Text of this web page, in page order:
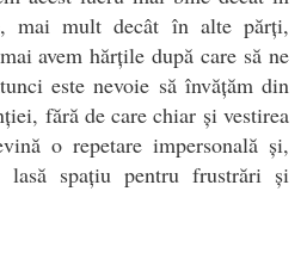
mai mult decât în alte părți,
avem hărțile după care să ne
este nevoie să învățăm din
fără de care chiar și vestirea
o repetare impersonală și,
lasă spațiu pentru frustrări și